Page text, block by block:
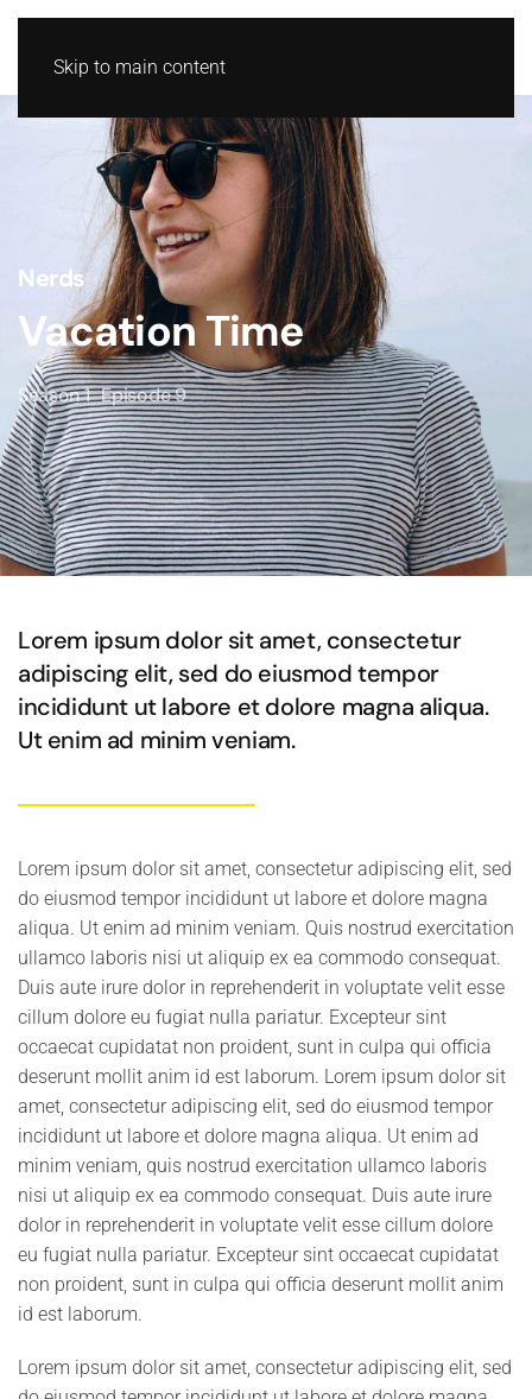
Skip to main content
Nerds
Vacation Time
Season 1 Episode 9
Lorem ipsum dolor sit amet, consectetur
adipiscing elit, sed do eiusmod tempor
incididunt ut labore et dolore magna aliqua.
Ut enim ad minim veniam.
Lorem ipsum dolor sit amet, consectetur adipiscing elit, sed
do eiusmod tempor incididunt ut labore et dolore magna
aliqua. Ut enim ad minim veniam. Quis nostrud exercitation
ullamco laboris nisi ut aliquip ex ea commodo consequat.
Duis aute irure dolor in reprehenderit in voluptate velit esse
cillum dolore eu fugiat nulla pariatur. Excepteur sint
occaecat cupidatat non proident, sunt in culpa qui officia
deserunt mollit anim id est laborum. Lorem ipsum dolor sit
amet, consectetur adipiscing elit, sed do eiusmod tempor
incididunt ut labore et dolore magna aliqua. Ut enim ad
minim veniam, quis nostrud exercitation ullamco laboris
nisi ut aliquip ex ea commodo consequat. Duis aute irure
dolor in reprehenderit in voluptate velit esse cillum dolore
eu fugiat nulla pariatur. Excepteur sint occaecat cupidatat
non proident, sunt in culpa qui officia deserunt mollit anim
id est laborum.
Lorem ipsum dolor sit amet, consectetur adipiscing elit, sed